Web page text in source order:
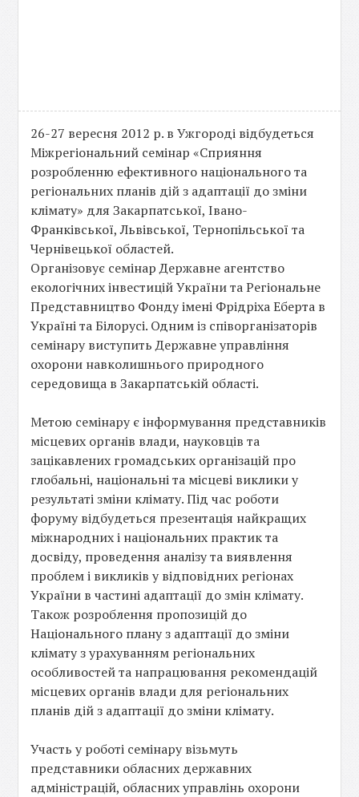
26-27 вересня 2012 р. в Ужгороді відбудеться
Міжрегіональний семінар «Сприяння
розробленню ефективного національного та
регіональних планів дій з адаптації до зміни
клімату» для Закарпатської, Івано-
Франківської, Львівської, Тернопільської та
Чернівецької областей.
Організовує семінар Державне агентство
екологічних інвестицій України та Регіональне
Представництво Фонду імені Фрідріха Еберта в
Україні та Білорусі. Одним із співорганізаторів
семінару виступить Державне управління
охорони навколишнього природного
середовища в Закарпатській області.
Метою семінару є інформування представників
місцевих органів влади, науковців та
зацікавлених громадських організацій про
глобальні, національні та місцеві виклики у
результаті зміни клімату. Під час роботи
форуму відбудеться презентація найкращих
міжнародних і національних практик та
досвіду, проведення аналізу та виявлення
проблем і викликів у відповідних регіонах
України в частині адаптації до змін клімату.
Також розроблення пропозицій до
Національного плану з адаптації до зміни
клімату з урахуванням регіональних
особливостей та напрацювання рекомендацій
місцевих органів влади для регіональних
планів дій з адаптації до зміни клімату.
Участь у роботі семінару візьмуть
представники обласних державних
адміністрацій, обласних управлінь охорони